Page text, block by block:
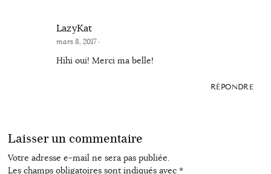
LazyKat
mars 8, 2017·
Hihi oui! Merci ma belle!
RÉPONDRE
Laisser un commentaire
Votre adresse e-mail ne sera pas publiée.
Les champs obligatoires sont indiqués avec *